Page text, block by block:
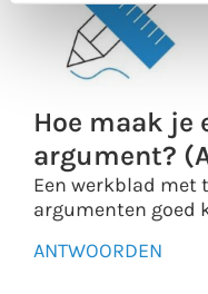
Hoe maak je
argument?
Een werkblad met
argumenten goed
ANTWOORDEN